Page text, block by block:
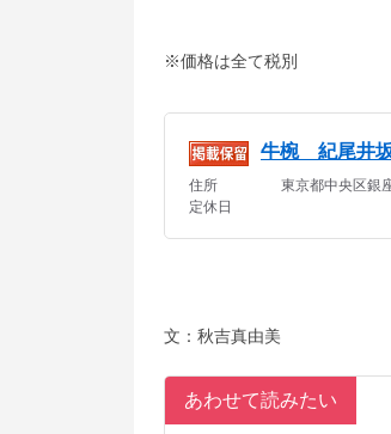
※価格は全て税別
文：秋吉真由美
あわせて読みたい